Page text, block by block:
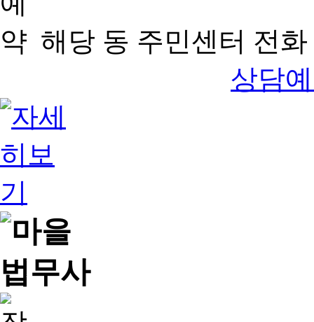
해당 동 주민센터 전
상담